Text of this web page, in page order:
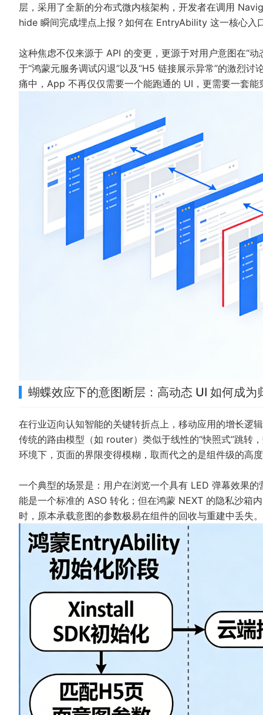
层，采用了全新的分布式微内核架构，开发者在调用
hide 瞬间完成埋点上报？如何在 EntryAbility 这一核心入
这种焦虑不仅来源于 API 的变更，更源于对用户意图在“
于“鸿蒙元服务调试闪退”以及“H5 链接展示异常”的激烈
痛中，App 不再仅仅需要一个能跑通的 UI，更需要一套
蝴蝶效应下的意图断层：高动态 UI 如何成为
在行业迈向认知智能的关键转折点上，移动应用的增长逻
传统的路由模型（如 router）类似于线性的“快照式”跳
环境下，页面的界限变得模糊，取而代之的是组件级的高
一个典型的场景是：用户在浏览一个具有 LED 弹幕效果
能是一个标准的 ASO 转化；但在鸿蒙 NEXT 的隐私沙箱
时，原本承载意图的参数极易在组件的回收与重建中丢失。